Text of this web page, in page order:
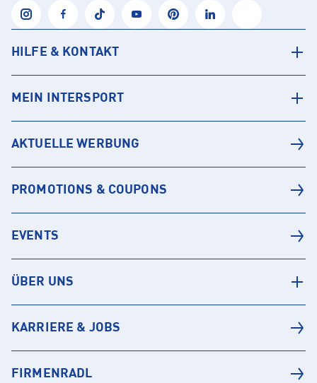
HILFE & KONTAKT
MEIN INTERSPORT
AKTUELLE WERBUNG
PROMOTIONS & COUPONS
EVENTS
ÜBER UNS
KARRIERE & JOBS
FIRMENRADL